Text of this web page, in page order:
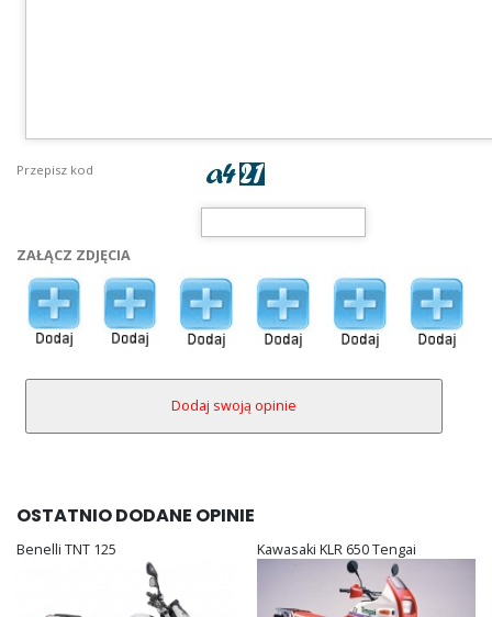
Przepisz kod
ZAŁĄCZ ZDJĘCIA
OSTATNIO DODANE OPINIE
Benelli TNT 125 Kawasaki KLR 650 Tengai